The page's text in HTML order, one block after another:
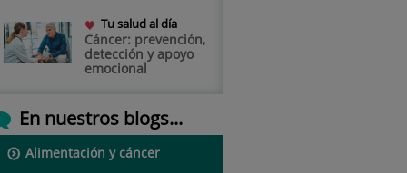
Tu salud al día
Cáncer: prevención,
detección y apoyo
emocional
En nuestros blogs...
Alimentación y cáncer